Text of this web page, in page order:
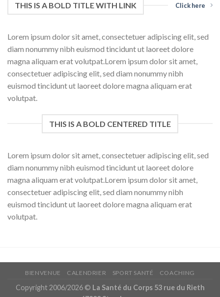
THIS IS A BOLD TITLE WITH LINK Click here
Lorem ipsum dolor sit amet, consectetuer adipiscing elit, sed
diam nonummy nibh euismod tincidunt ut laoreet dolore
magna aliquam erat volutpat.Lorem ipsum dolor sit amet,
consectetuer adipiscing elit, sed diam nonummy nibh
euismod tincidunt ut laoreet dolore magna aliquam erat
volutpat.
THIS IS A BOLD CENTERED TITLE
Lorem ipsum dolor sit amet, consectetuer adipiscing elit, sed
diam nonummy nibh euismod tincidunt ut laoreet dolore
magna aliquam erat volutpat.Lorem ipsum dolor sit amet,
consectetuer adipiscing elit, sed diam nonummy nibh
euismod tincidunt ut laoreet dolore magna aliquam erat
volutpat.
BIENVENUE CALENDRIER SPORT SANTÉ COACHING
Copyright 2006/2026 © La Santé du Corps 53 rue du Rieth